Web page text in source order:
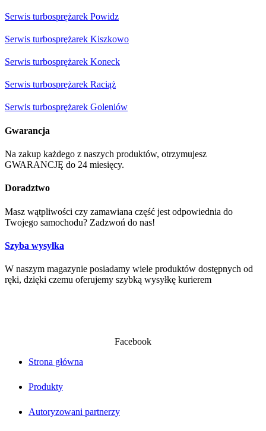
Serwis turbosprężarek Powidz
Serwis turbosprężarek Kiszkowo
Serwis turbosprężarek Koneck
Serwis turbosprężarek Raciąż
Serwis turbosprężarek Goleniów
Gwarancja
Na zakup każdego z naszych produktów, otrzymujesz
GWARANCJĘ do 24 miesięcy.
Doradztwo
Masz wątpliwości czy zamawiana część jest odpowiednia do
Twojego samochodu? Zadzwoń do nas!
Szyba wysyłka
W naszym magazynie posiadamy wiele produktów dostępnych od
ręki, dzięki czemu oferujemy szybką wysyłkę kurierem
Facebook
Strona główna
Produkty
Autoryzowani partnerzy